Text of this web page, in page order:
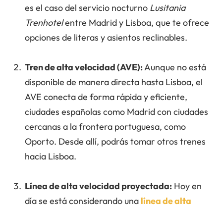
es el caso del servicio nocturno Lusitania
Trenhotelentre Madrid y Lisboa, que te ofrece
opciones de literas y asientos reclinables.
Tren de alta velocidad (AVE):Aunque no está
disponible de manera directa hasta Lisboa, el
AVE conecta de forma rápida y eficiente,
ciudades españolas como Madrid con ciudades
cercanas a la frontera portuguesa, como
Oporto. Desde allí, podrás tomar otros trenes
hacia Lisboa.
Línea de alta velocidad proyectada: Hoy en
día se está considerando una línea de alta